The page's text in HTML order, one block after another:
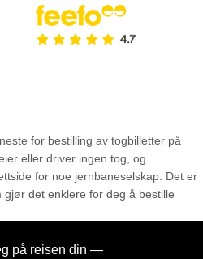
for bestilling av togbilletter på
eller driver ingen tog, og
for noe jernbaneselskap. Det er
det enklere for deg å bestille
på reisen din —